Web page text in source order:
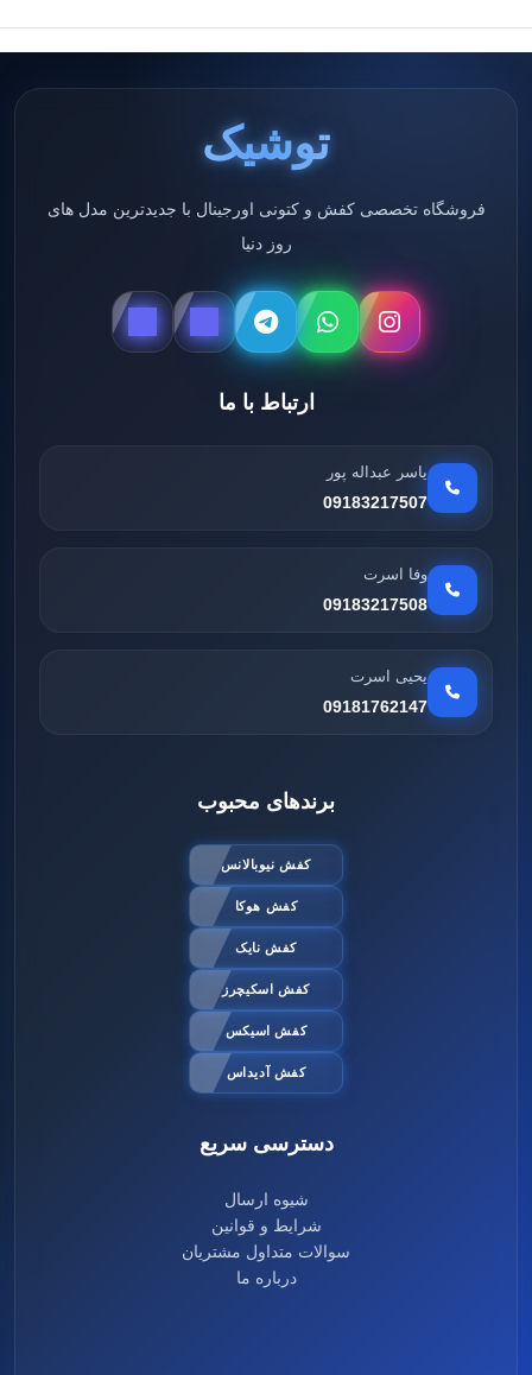
توشیک
فروشگاه تخصصی کفش و کتونی اورجینال با جدیدترین مدل های
روز دنیا
ارتباط با ما
یاسر عبداله پور
09183217507
وفا اسرت
09183217508
یحیی اسرت
09181762147
برندهای محبوب
کفش نیوبالانس
کفش هوکا
کفش نایک
کفش اسکیچرز
کفش اسیکس
کفش آدیداس
دسترسی سریع
شیوه ارسال
شرایط و قوانین
سوالات متداول مشتریان
درباره ما